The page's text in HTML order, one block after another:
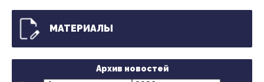
МАТЕРИАЛЫ
Архив новостей